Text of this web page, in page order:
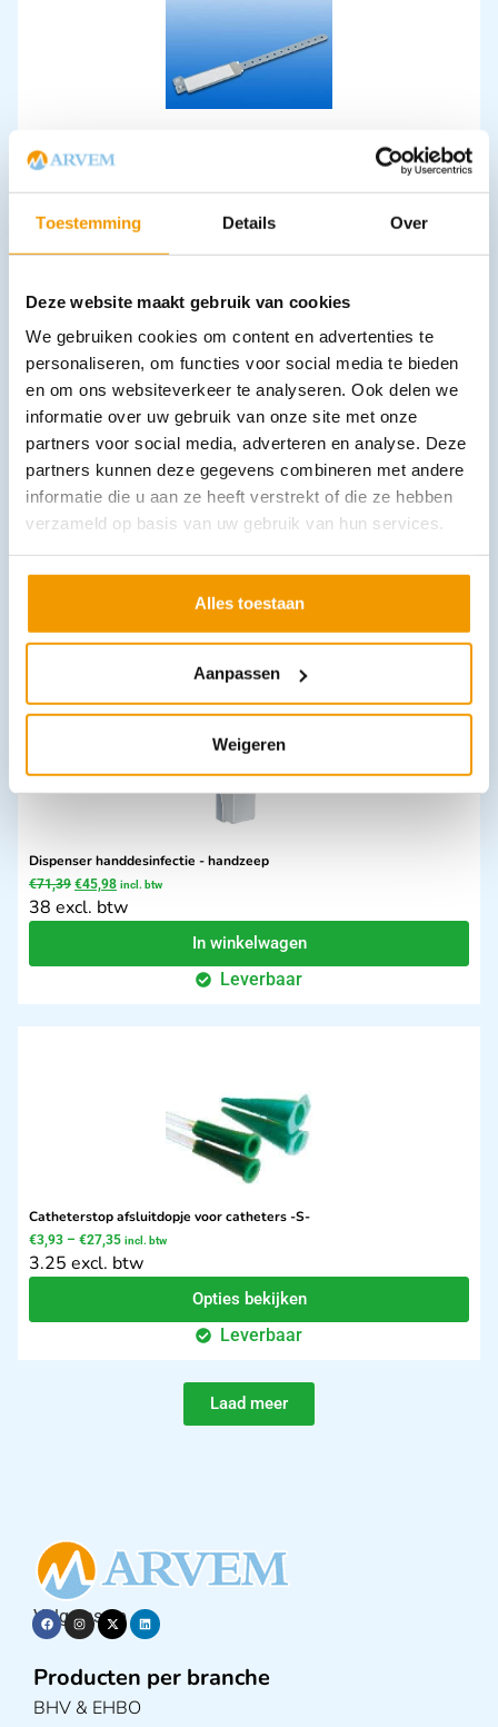
Toestemming Details Over
Deze website maakt gebruik van cookies
We gebruiken cookies om content en advertenties te
personaliseren, om functies voor social media te bieden
en om ons websiteverkeer te analyseren. Ook delen we
informatie over uw gebruik van onze site met onze
partners voor social media, adverteren en analyse. Deze
partners kunnen deze gegevens combineren met andere
informatie die u aan ze heeft verstrekt of die ze hebben
verzameld op basis van uw gebruik van hun services.
Alles toestaan
Aanpassen
Weigeren
Identificatie polsbandjes tbv volwassenen
€12,28
10.15 excl. btw
In winkelwagen
OK muts model Verpleger
€ 34,12 – € 36,72 incl. btw
28.2 excl. btw
Dispenser handdesinfectie - handzeep
€71,39 €45,98 incl. btw
38 excl. btw
In winkelwagen
Leverbaar
Catheterstop afsluitdopje voor catheters -S-
€3,93 – €27,35 incl. btw
3.25 excl. btw
Opties bekijken
Leverbaar
Laad meer
Volg ons op
Producten per branche
BHV & EHBO